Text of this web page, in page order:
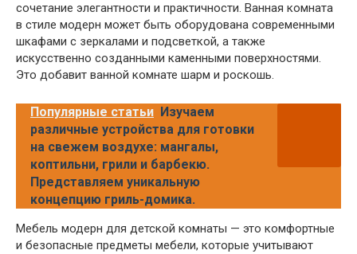
сочетание элегантности и практичности. Ванная комната
в стиле модерн может быть оборудована современными
шкафами с зеркалами и подсветкой, а также
искусственно созданными каменными поверхностями.
Это добавит ванной комнате шарм и роскошь.
Популярные статьи Изучаем
различные устройства для готовки
на свежем воздухе: мангалы,
коптильни, грили и барбекю.
Представляем уникальную
концепцию гриль-домика.
Мебель модерн для детской комнаты — это комфортные
и безопасные предметы мебели, которые учитывают